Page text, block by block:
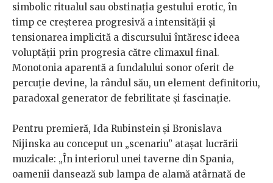
simbolic ritualul sau obstinația gestului erotic, în
timp ce creșterea progresivă a intensității și
tensionarea implicită a discursului întăresc ideea
voluptății prin progresia către climaxul final.
Monotonia aparentă a fundalului sonor oferit de
percuție devine, la rândul său, un element definitoriu,
paradoxal generator de febrilitate și fascinație.
Pentru premieră, Ida Rubinstein și Bronislava
Nijinska au conceput un „scenariu” atașat lucrării
muzicale: „În interiorul unei taverne din Spania,
oamenii dansează sub lampa de alamă atârnată de